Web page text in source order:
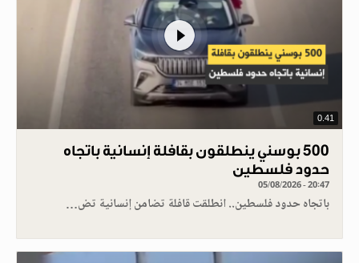
0.41
500 بوسني ينطلقون بقافلة إنسانية باتجاه
حدود فلسطين
05/08/2026 - 20:47
باتجاه حدود فلسطين.. انطلقت قافلة تضامن إنسانية تض…